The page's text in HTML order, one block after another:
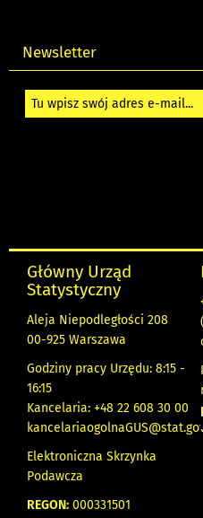
Newsletter
Główny Urząd
Statystyczny
Aleja Niepodległości 208
00-925 Warszawa
Godziny pracy Urzędu: 8:15 -
16:15
Kancelaria: +48 22 608 30 00
Elektroniczna Skrzynka
Podawcza
REGON: 000331501